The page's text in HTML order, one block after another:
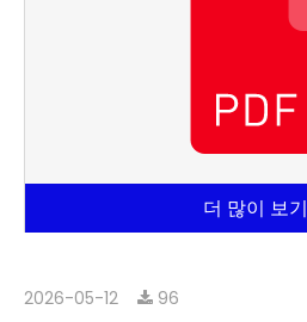
더 많이 보기
2026-05-12 96